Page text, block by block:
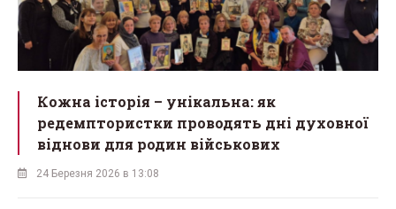
Кожна історія – унікальна: як
редемптористки проводять дні духовної
віднови для родин військових
24 Березня 2026 в 13:08